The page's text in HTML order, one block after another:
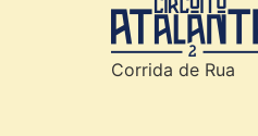
Corrida de Rua